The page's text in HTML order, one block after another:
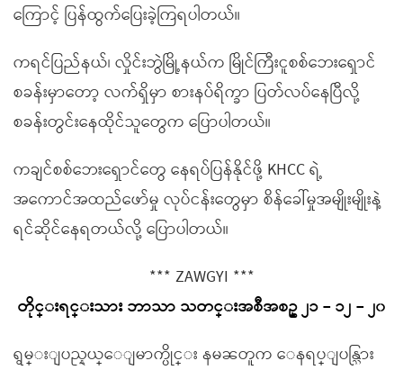
ကြောင့် ပြန်ထွက်ပြေးခဲ့ကြရပါတယ်။
ကရင်ပြည်နယ်၊ လှိုင်းဘွဲမြို့နယ်က မြိုင်ကြီးငူစစ်ဘေးရှောင်
စခန်းမှာတော့ လက်ရှိမှာ စားနပ်ရိက္ခာ ပြတ်လပ်နေပြီလို့
စခန်းတွင်းနေထိုင်သူတွေက ပြောပါတယ်။
ကချင်စစ်ဘေးရှောင်တွေ နေရပ်ပြန်နိုင်ဖို့ KHCC ရဲ့
အကောင်အထည်ဖော်မှု လုပ်ငန်းတွေမှာ စိန်ခေါ်မှုအမျိုးမျိုးနဲ့
ရင်ဆိုင်နေရတယ်လို့ ပြောပါတယ်။
*** ZAWGYI ***
တိုင္းရင္းသား ဘာသာ သတင္းအစီအစဥ္ ၂၁ – ၁၂ – ၂၀
ရွမ္းျပည္နယ္ေျမာက္ပိုင္း နမၼတူက ေနရပ္ျပန္သြား